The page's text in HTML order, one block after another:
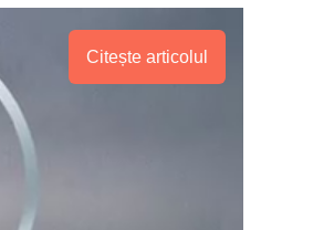
Citește articolul